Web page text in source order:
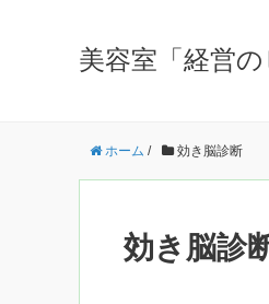
美容室「経営
ホーム / 効き脳診断
効き脳診